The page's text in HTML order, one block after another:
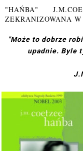
"HAŃBA"
ZEKRANIZOWANA W
"Może to dobrze
upadnie. Byle